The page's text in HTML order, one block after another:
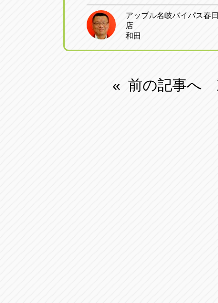
アップル名岐バイパス春
店
和田
« 前の記事へ